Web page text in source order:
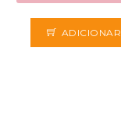
ADICIONAR